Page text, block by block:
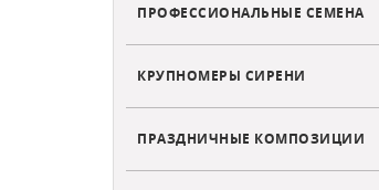
ПРОФЕССИОНАЛЬНЫЕ СЕМЕНА
КРУПНОМЕРЫ СИРЕНИ
ПРАЗДНИЧНЫЕ КОМПОЗИЦИИ